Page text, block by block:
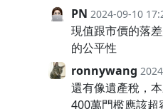
PN 2024-09-10
現值跟市價的落
的公平性
ronnywang
還有像遺產稅，
400萬門檻應該